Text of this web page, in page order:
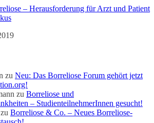
– Herausforderung für Arzt und Patient
zu Neu: Das Borreliose Forum gehört jetzt
zu Borreliose und
– StudienteilnehmerInnen gesucht!
zu Borreliose & Co. – Neues Borreliose-